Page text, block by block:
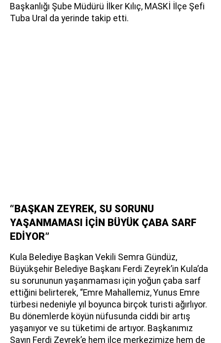
Başkanlığı Şube Müdürü İlker Kılıç, MASKİ İlçe Şefi
Tuba Ural da yerinde takip etti.
“BAŞKAN ZEYREK, SU SORUNU
YAŞANMAMASI İÇİN BÜYÜK ÇABA SARF
EDİYOR”
Kula Belediye Başkan Vekili Semra Gündüz,
Büyükşehir Belediye Başkanı Ferdi Zeyrek’in Kula’da
su sorununun yaşanmaması için yoğun çaba sarf
ettiğini belirterek, “Emre Mahallemiz, Yunus Emre
türbesi nedeniyle yıl boyunca birçok turisti ağırlıyor.
Bu dönemlerde köyün nüfusunda ciddi bir artış
yaşanıyor ve su tüketimi de artıyor. Başkanımız
Sayın Ferdi Zeyrek’e hem ilçe merkezimize hem de